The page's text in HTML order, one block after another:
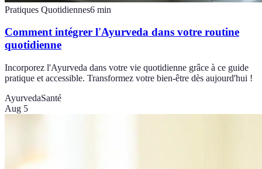
Pratiques Quotidiennes6 min
Comment intégrer l'Ayurveda dans votre routine
quotidienne
Incorporez l'Ayurveda dans votre vie quotidienne grâce à ce guide
pratique et accessible. Transformez votre bien-être dès aujourd'hui !
AyurvedaSanté
Aug 5